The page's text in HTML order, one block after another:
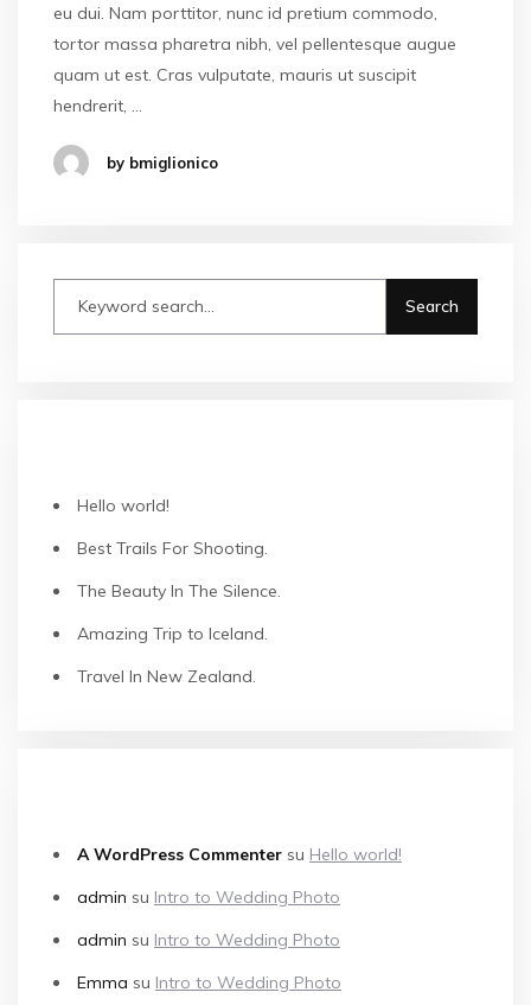
eu dui. Nam porttitor, nunc id pretium commodo,
tortor massa pharetra nibh, vel pellentesque augue
quam ut est. Cras vulputate, mauris ut suscipit
hendrerit, …
by bmiglionico
Hello world!
Best Trails For Shooting.
The Beauty In The Silence.
Amazing Trip to Iceland.
Travel In New Zealand.
A WordPress Commenter su Hello world!
admin su Intro to Wedding Photo
admin su Intro to Wedding Photo
Emma su Intro to Wedding Photo